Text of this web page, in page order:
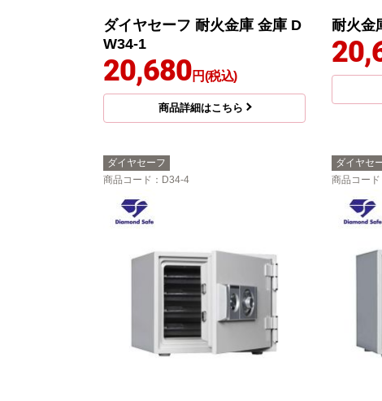
ダイヤセーフ 耐火金庫 金庫 D
W34-1
20,680円(税込)
商品詳細はこちら
耐火金
ダイヤセーフ
商品コード ：D34-4
ダイヤセ
商品コード